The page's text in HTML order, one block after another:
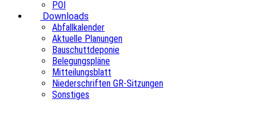
POI
Downloads
Abfallkalender
Aktuelle Planungen
Bauschuttdeponie
Belegungspläne
Mitteilungsblatt
Niederschriften GR-Sitzungen
Sonstiges